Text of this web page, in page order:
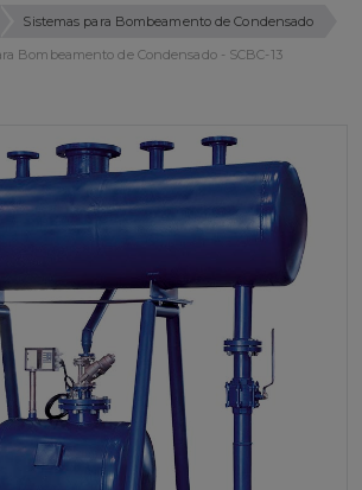
Sistemas para Bombeamento de Condensado
Bombeamento de Condensado - SCBC-13